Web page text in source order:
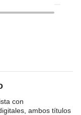
con
ambos títulos